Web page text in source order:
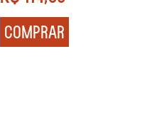
COMPRAR